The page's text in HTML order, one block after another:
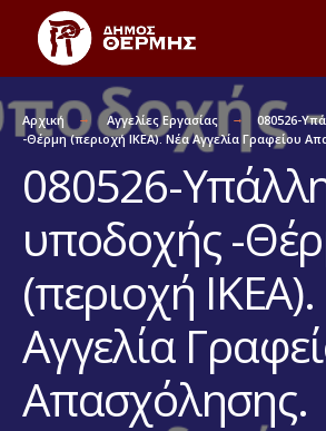
Αρχική Αγγελίες Εργασίας
080526-
-Θέρμη (περιοχή ΙΚΕΑ). Νέα Αγγελία Γραφείου
080526-
υποδοχής -
(περιοχή
Αγγελία
Απασχόλησης.